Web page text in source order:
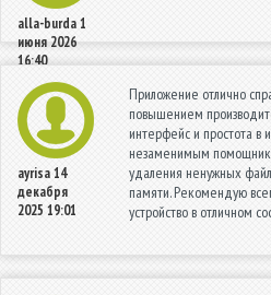
alla-burda1
июня 2026
16:40
ayrisa14
декабря
2025 19:01
Приложение отлично
повышением
интерфейс и простота в
незаменимым
удаления ненужных
памяти. Рекомендую
устройство в отличном